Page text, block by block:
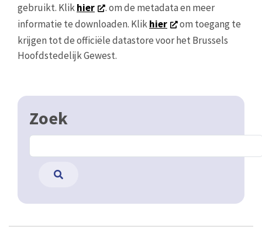
gebruikt. Klikhier
. om de metadata en meer
informatie te downloaden. Klikhier
om toegang te
krijgen tot de officiële datastore voor het Brussels
Hoofdstedelijk Gewest.
Zoek